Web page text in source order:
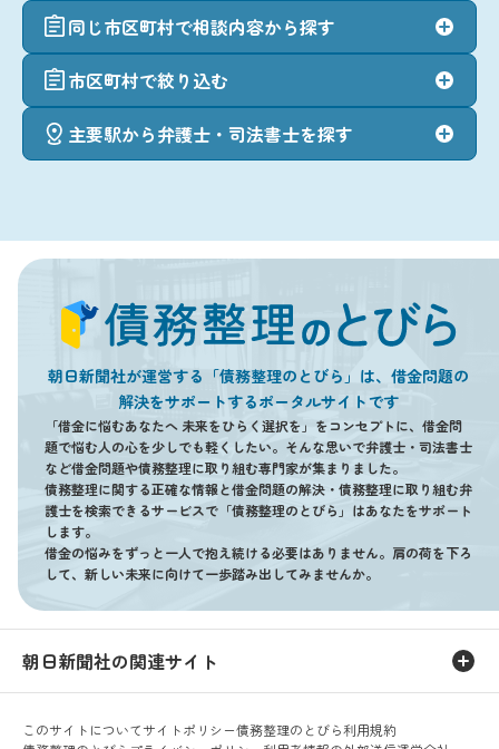
同じ市区町村で相談内容から探す
市区町村で絞り込む
主要駅から弁護士・司法書士を探す
朝日新聞社が運営する「債務整理のとびら」は、借金問題の
解決をサポートするポータルサイトです
「借金に悩むあなたへ 未来をひらく選択を」をコンセプトに、借金問
題で悩む人の心を少しでも軽くしたい。そんな思いで弁護士・司法書士
など借金問題や債務整理に取り組む専門家が集まりました。
債務整理に関する正確な情報と借金問題の解決・債務整理に取り組む弁
護士を検索できるサービスで「債務整理のとびら」はあなたをサポート
します。
借金の悩みをずっと一人で抱え続ける必要はありません。肩の荷を下ろ
して、新しい未来に向けて一歩踏み出してみませんか。
朝日新聞社の関連サイト
このサイトについてサイトポリシー債務整理のとびら利用規約